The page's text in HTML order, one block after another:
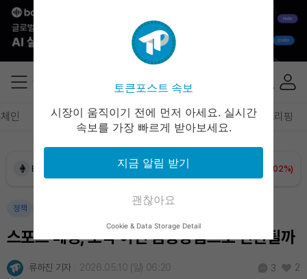
인 테크 경제 마켓 정책 정치 인사이트 브리핑
₩ 91,231,520
Ethereum (ETH) (+0.02%)
BNB (BNB) ₩847,954(+1.41%)
USDC (USDC) 1,408(0.00%)
정책
스포츠 베팅, 도박 아닌 금융상품으로 전환될까
류하진 기자 2026.05.10 (일) 06:20 3 2
토큰포스트 속보
시장이 움직이기 전에 먼저 아세요. 실시간
속보를 가장 빠르게 받아보세요.
지금 알림 받기
괜찮아요
Cookie & Data Storage Detail